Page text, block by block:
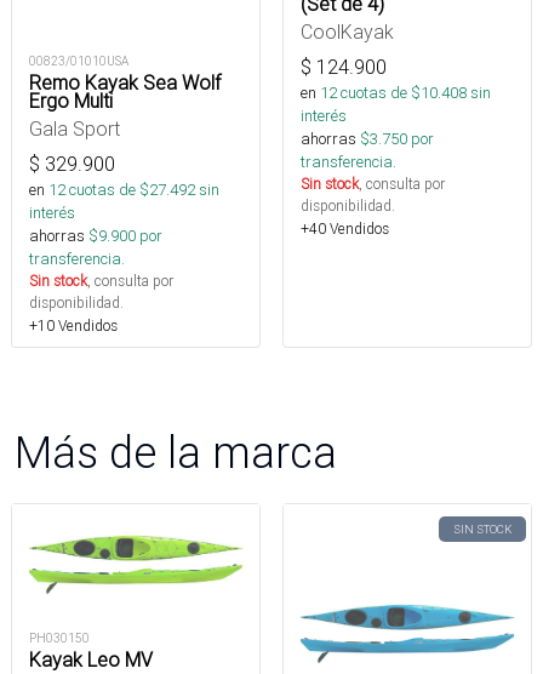
00823/01010USA
Remo Kayak Sea Wolf
Ergo Multi
Gala Sport
$ 329.900
en 12cuotas de $27.492sin
interés
ahorras $9.900 por
transferencia.
Sin stock, consulta por
disponibilidad.
+10 Vendidos
CoolKayak
$ 124.900
en 12cuotas de $10.408sin
interés
ahorras $3.750 por
transferencia.
Sin stock, consulta por
disponibilidad.
+40 Vendidos
Más de la marca
PH030150
Kayak Leo MV
SIN STOCK